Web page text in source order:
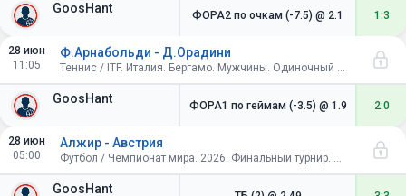
GoosHant ФОРА2 по очкам (-7.5) @ 2.1 1:3
28 июн
11:05
GoosHant
Ф.Арнабольди - Д.Орадини
Теннис / ITF. Италия. Бергамо. Мужчины. Одиночный разряд. Финал
ФОРА1 по геймам (-3.5) @ 1.9 2:0
28 июн
05:00
GoosHant
Алжир - Австрия
Футбол / Чемпионат мира. 2026. Финальный турнир. США, Канада, Мексика. Групповой этап